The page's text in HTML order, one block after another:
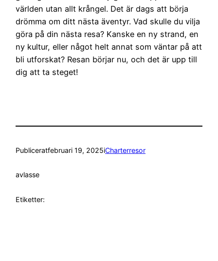
världen utan allt krångel. Det är dags att börja
drömma om ditt nästa äventyr. Vad skulle du vilja
göra på din nästa resa? Kanske en ny strand, en
ny kultur, eller något helt annat som väntar på att
bli utforskat? Resan börjar nu, och det är upp till
dig att ta steget!
Publiceratfebruari 19, 2025iCharterresor
avlasse
Etiketter: